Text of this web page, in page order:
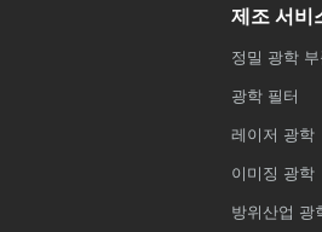
제조 서비
정밀 광학 부
광학 필터
레이저 광학
이미징 광학
방위산업 광